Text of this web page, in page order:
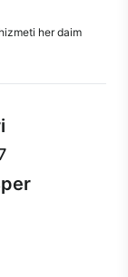
her daim